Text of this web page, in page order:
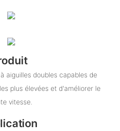
aiguilles doubles capables de
plus élevées et d'améliorer le
vitesse.